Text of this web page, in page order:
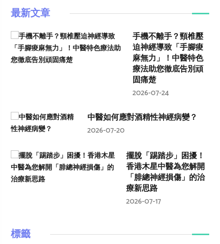
最新文章
手機不離手？頸椎壓
迫神經導致「手腳痠
麻無力」！中醫特色
療法助您徹底告別頑
固痛楚
2026-07-24
中醫如何應對酒精性神經病變？
2026-07-20
擺脫「踢踏步」困擾！
香港木星中醫為您解開
「腓總神經損傷」的治
療新思路
2026-07-17
標籤